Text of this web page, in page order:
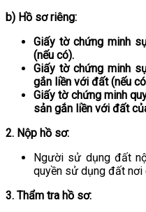
b) Hồ sơ riêng:
Giấy tờ chứng minh
(nếu có).
Giấy tờ chứng minh
gắn liền với đất (nếu
Giấy tờ chứng minh
sản gắn liền với đất
2. Nộp hồ sơ:
Người sử dụng đất
quyền sử dụng đất nơi
3. Thẩm tra hồ sơ: